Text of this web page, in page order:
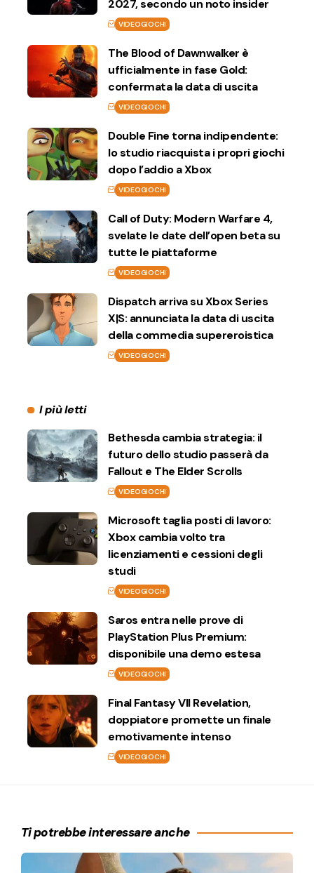
2027, secondo un noto insider
VIDEOGIOCHI
The Blood of Dawnwalker è
ufficialmente in fase Gold:
confermata la data di uscita
VIDEOGIOCHI
Double Fine torna indipendente:
lo studio riacquista i propri giochi
dopo l’addio a Xbox
VIDEOGIOCHI
Call of Duty: Modern Warfare 4,
svelate le date dell’open beta su
tutte le piattaforme
VIDEOGIOCHI
Dispatch arriva su Xbox Series
X|S: annunciata la data di uscita
della commedia supereroistica
VIDEOGIOCHI
I più letti
Bethesda cambia strategia: il
futuro dello studio passerà da
Fallout e The Elder Scrolls
VIDEOGIOCHI
Microsoft taglia posti di lavoro:
Xbox cambia volto tra
licenziamenti e cessioni degli
studi
VIDEOGIOCHI
Saros entra nelle prove di
PlayStation Plus Premium:
disponibile una demo estesa
VIDEOGIOCHI
Final Fantasy VII Revelation,
doppiatore promette un finale
emotivamente intenso
VIDEOGIOCHI
Ti potrebbe interessare anche